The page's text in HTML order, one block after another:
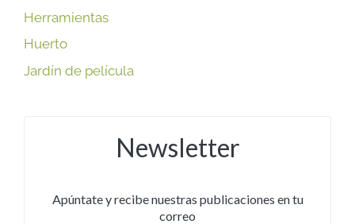
Herramientas
Huerto
Jardín de película
Newsletter
Apúntate y recibe nuestras publicaciones en tu
correo